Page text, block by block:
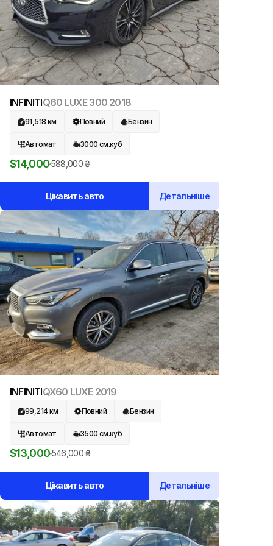
INFINITIQ60 LUXE 300 2018
91,518 км Повний Бензин
Автомат 3000 см.куб
$14,000588,000₴
Цікавить авто Детальніше
INFINITIQX60 LUXE 2019
99,214км Повний Бензин
Автомат 3500 см.куб
$13,000546,000₴
Цікавить авто Детальніше